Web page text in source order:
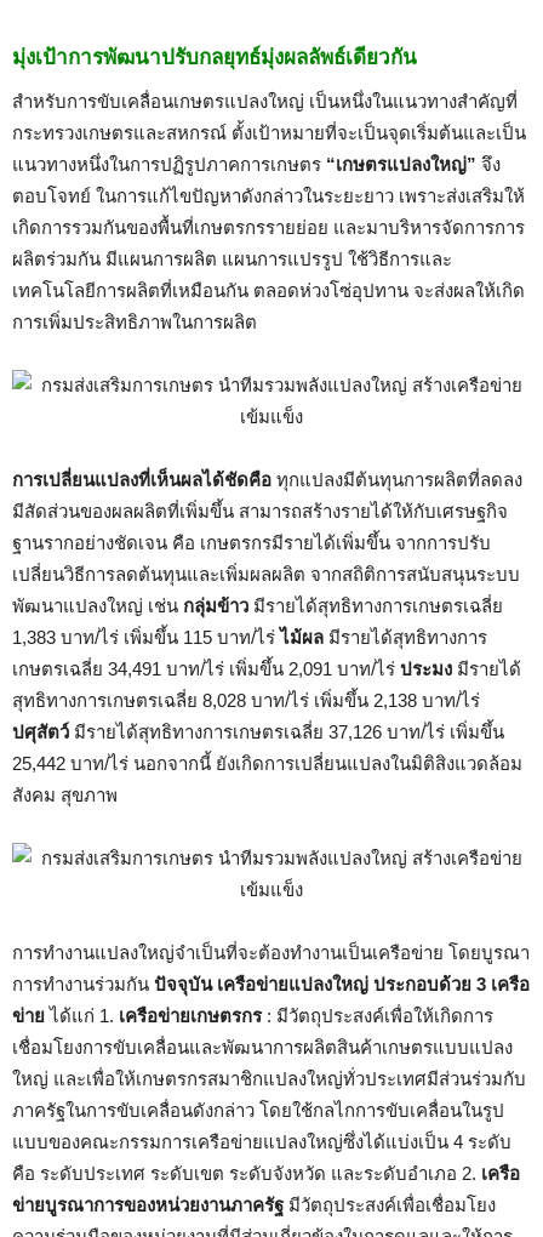
มุ่งเป้าการพัฒนาปรับกลยุทธ์มุ่งผลลัพธ์เดียวกัน
สำหรับการขับเคลื่อนเกษตรแปลงใหญ่ เป็นหนึ่งในแนวทางสำคัญที่
กระทรวงเกษตรและสหกรณ์ ตั้งเป้าหมายที่จะเป็นจุดเริ่มต้นและเป็น
แนวทางหนึ่งในการปฏิรูปภาคการเกษตร “เกษตรแปลงใหญ่” จึง
ตอบโจทย์ ในการแก้ไขปัญหาดังกล่าวในระยะยาว เพราะส่งเสริมให้
เกิดการรวมกันของพื้นที่เกษตรกรรายย่อย และมาบริหารจัดการการ
ผลิตร่วมกัน มีแผนการผลิต แผนการแปรรูป ใช้วิธีการและ
เทคโนโลยีการผลิตที่เหมือนกัน ตลอดห่วงโซ่อุปทาน จะส่งผลให้เกิด
การเพิ่มประสิทธิภาพในการผลิต
การเปลี่ยนแปลงที่เห็นผลได้ชัดคือ ทุกแปลงมีต้นทุนการผลิตที่ลดลง
มีสัดส่วนของผลผลิตที่เพิ่มขึ้น สามารถสร้างรายได้ให้กับเศรษฐกิจ
ฐานรากอย่างชัดเจน คือ เกษตรกรมีรายได้เพิ่มขึ้น จากการปรับ
เปลี่ยนวิธีการลดต้นทุนและเพิ่มผลผลิต จากสถิติการสนับสนุนระบบ
พัฒนาแปลงใหญ่ เช่น กลุ่มข้าว มีรายได้สุทธิทางการเกษตรเฉลี่ย
1,383 บาท/ไร่ เพิ่มขึ้น 115 บาท/ไร่ไม้ผล มีรายได้สุทธิทางการ
เกษตรเฉลี่ย 34,491 บาท/ไร่ เพิ่มขึ้น 2,091 บาท/ไร่ ประมง มีรายได้
สุทธิทางการเกษตรเฉลี่ย 8,028 บาท/ไร่ เพิ่มขึ้น 2,138 บาท/ไร่
ปศุสัตว์ มีรายได้สุทธิทางการเกษตรเฉลี่ย 37,126 บาท/ไร่ เพิ่มขึ้น
25,442 บาท/ไร่ นอกจากนี้ ยังเกิดการเปลี่ยนแปลงในมิติสิงแวดล้อม
สังคม สุขภาพ
การทำงานแปลงใหญ่จำเป็นที่จะต้องทำงานเป็นเครือข่าย โดยบูรณา
การทำงานร่วมกัน ปัจจุบัน เครือข่ายแปลงใหญ่ ประกอบด้วย 3 เครือ
ข่ายได้แก่ 1. เครือข่ายเกษตรกร: มีวัตถุประสงค์เพื่อให้เกิดการ
เชื่อมโยงการขับเคลื่อนและพัฒนาการผลิตสินค้าเกษตรแบบแปลง
ใหญ่ และเพื่อให้เกษตรกรสมาชิกแปลงใหญ่ทั่วประเทศมีส่วนร่วมกับ
ภาครัฐในการขับเคลื่อนดังกล่าว โดยใช้กลไกการขับเคลื่อนในรูป
แบบของคณะกรรมการเครือข่ายแปลงใหญ่ซึ่งได้แบ่งเป็น 4 ระดับ
คือ ระดับประเทศ ระดับเขต ระดับจังหวัด และระดับอำเภอ 2. เครือ
ข่ายบูรณาการของหน่วยงานภาครัฐ มีวัตถุประสงค์เพื่อเชื่อมโยง